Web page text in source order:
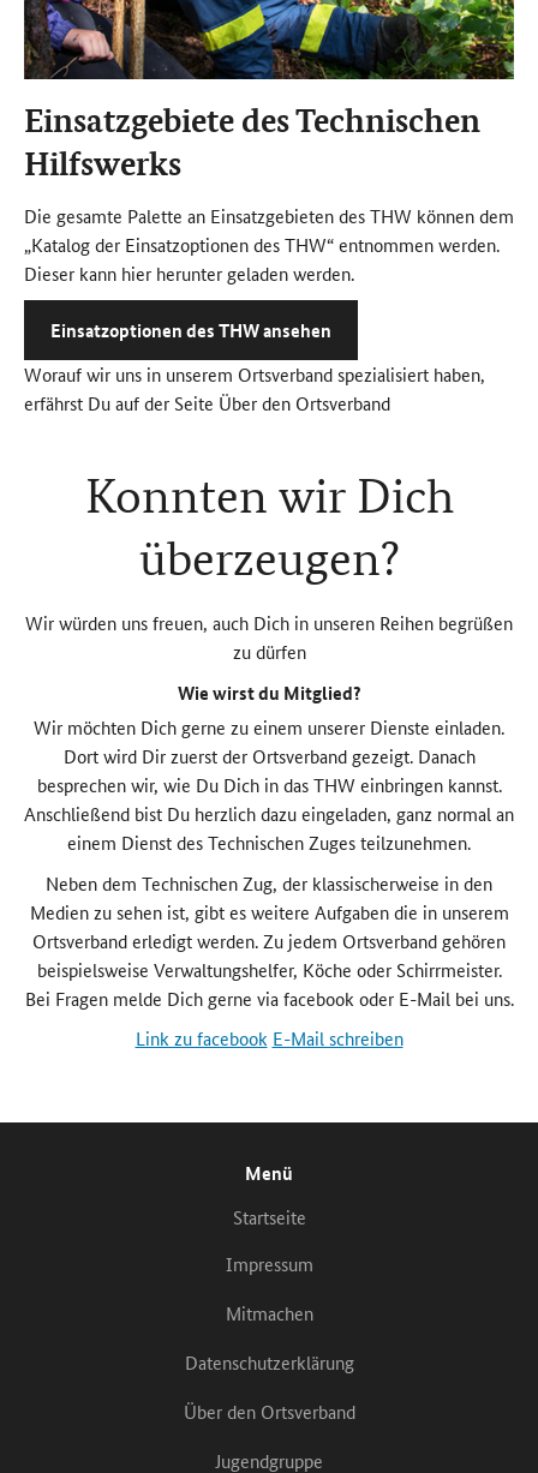
Einsatzgebiete des Technischen
Hilfswerks
Die gesamte Palette an Einsatzgebieten des THW können dem
„Katalog der Einsatzoptionen des THW“ entnommen werden.
Dieser kann hier herunter geladen werden.
Einsatzoptionen des THW ansehen
Worauf wir uns in unserem Ortsverband spezialisiert haben,
erfährst Du auf der Seite Über den Ortsverband
Konnten wir Dich
überzeugen?
Wir würden uns freuen, auch Dich in unseren Reihen begrüßen
zu dürfen
Wie wirst du Mitglied?
Wir möchten Dich gerne zu einem unserer Dienste einladen.
Dort wird Dir zuerst der Ortsverband gezeigt. Danach
besprechen wir, wie Du Dich in das THW einbringen kannst.
Anschließend bist Du herzlich dazu eingeladen, ganz normal an
einem Dienst des Technischen Zuges teilzunehmen.
Neben dem Technischen Zug, der klassischerweise in den
Medien zu sehen ist, gibt es weitere Aufgaben die in unserem
Ortsverband erledigt werden. Zu jedem Ortsverband gehören
beispielsweise Verwaltungshelfer, Köche oder Schirrmeister.
Bei Fragen melde Dich gerne via facebook oder E-Mail bei uns.
Link zu facebook E-Mail schreiben
Menü
Startseite
Impressum
Mitmachen
Datenschutzerklärung
Über den Ortsverband
Jugendgruppe